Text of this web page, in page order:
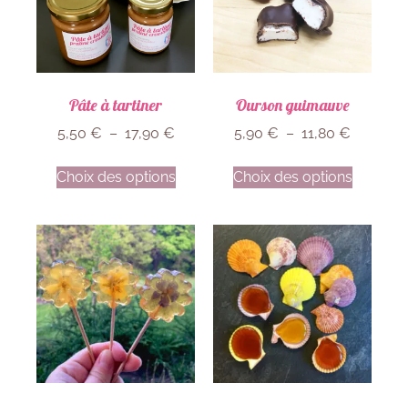
Pâte à tartiner
5,50 € – 17,90 €
Choix des options
Ourson guimauve
5,90 € – 11,80 €
Choix des options